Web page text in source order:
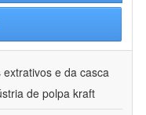
e da casca
de polpa kraft